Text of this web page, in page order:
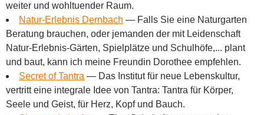
weiter und wohltuender Raum.
Natur-Erlebnis Dernbach — Falls Sie eine Naturgarten
Beratung brauchen, oder jemanden der mit Leidenschaft
Natur-Erlebnis-Gärten, Spielplätze und Schulhöfe,... plant
und baut, kann ich meine Freundin Dorothee empfehlen.
Secret of Tantra — Das Institut für neue Lebenskultur,
vertritt eine integrale Idee von Tantra: Tantra für Körper,
Seele und Geist, für Herz, Kopf und Bauch.